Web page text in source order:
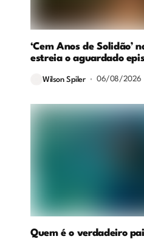
‘Cem Anos de Solidão’
estreia o aguardado
Wilson Spiler 06/08/2026
Quem é o verdadeiro